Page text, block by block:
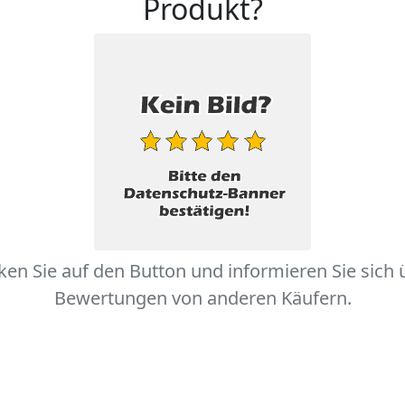
Produkt?
Sie auf den Button und informieren Sie sich
Bewertungen von anderen Käufern.